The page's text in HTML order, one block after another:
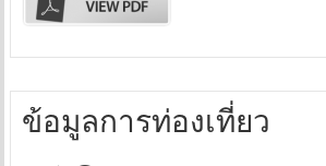
ข้อมูลการท่องเที่ยว